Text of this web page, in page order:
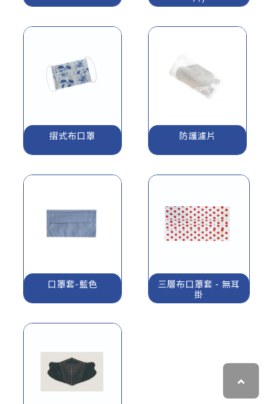
摺式布口罩 防護濾片
口罩套-藍色
三層布口罩套 - 無耳
掛